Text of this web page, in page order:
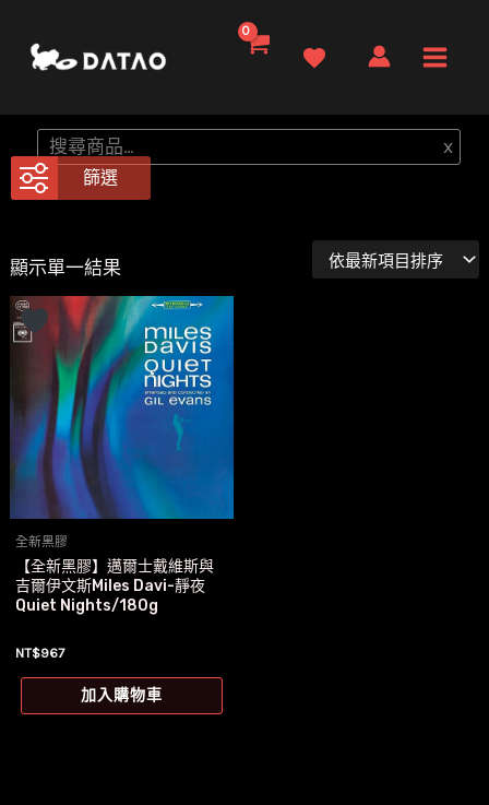
要
內
Menu
搜
尋
x
篩選
顯示單一結果
全新黑膠
【全新黑膠】邁爾士戴維斯與
吉爾伊文斯Miles Davi-靜夜
Quiet Nights/180g
NT$967
加入購物車